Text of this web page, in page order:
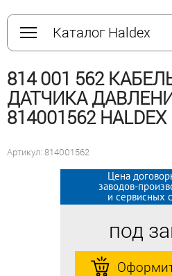
Каталог Haldex
814 001 562
ДАТЧИКА
814001562 HALDEX
Артикул: 814001562
Цена
заводов-
и сервисных
под
Цена
заводов-
и сервисных
под